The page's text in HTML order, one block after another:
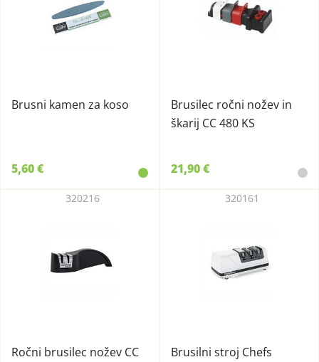
Brusni kamen za koso
5,60 €
Brusilec ročni nožev in
škarij CC 480 KS
21,90 €
Ročni brusilec nožev CC
320216
Brusilni stroj Chefs
320161